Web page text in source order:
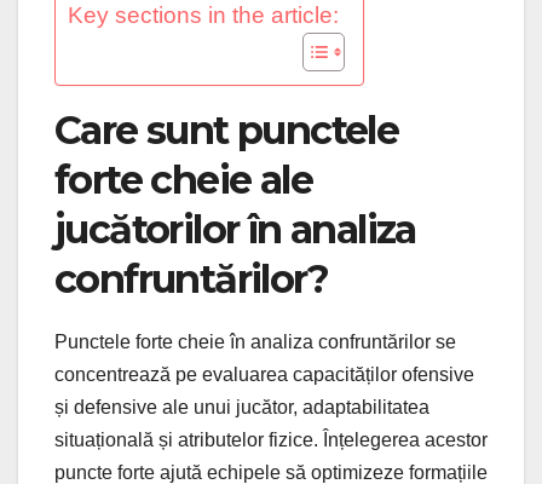
Key sections in the article:
Care sunt punctele
forte cheie ale
jucătorilor în analiza
confruntărilor?
Punctele forte cheie în analiza confruntărilor se
concentrează pe evaluarea capacităților ofensive
și defensive ale unui jucător, adaptabilitatea
situațională și atributelor fizice. Înțelegerea acestor
puncte forte ajută echipele să optimizeze formațiile